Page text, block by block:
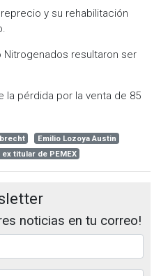
y su rehabilitación
Nitrogenados resultaron ser
la pérdida por la venta de 85
Emilio Lozoya Austin
ex titular de PEMEX
noticias en tu correo!